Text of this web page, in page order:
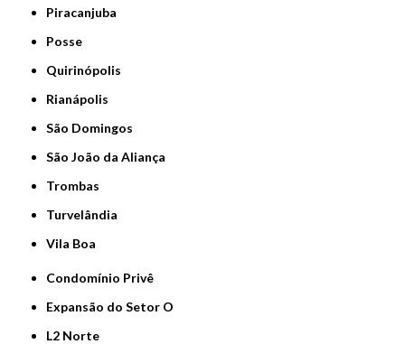
Piracanjuba
Posse
Quirinópolis
Rianápolis
São Domingos
São João da Aliança
Trombas
Turvelândia
Vila Boa
Condomínio Privê
Expansão do Setor O
L2 Norte